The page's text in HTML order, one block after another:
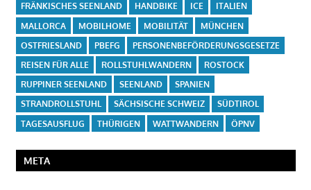
FRÄNKISCHES SEENLAND
HANDBIKE ICE
ITALIEN
MALLORCA
MOBILHOME MOBILITÄT
MÜNCHEN
OSTFRIESLAND
PBEFG
PERSONENBEFÖRDERUNGSGESETZE
REISEN FÜR ALLE
ROLLSTUHLWANDERN
ROSTOCK
RUPPINER SEENLAND
SEENLAND
SPANIEN
STRANDROLLSTUHL
SÄCHSISCHE SCHWEIZ
SÜDTIROL
TAGESAUSFLUG
THÜRIGEN WATTWANDERN ÖPNV
META